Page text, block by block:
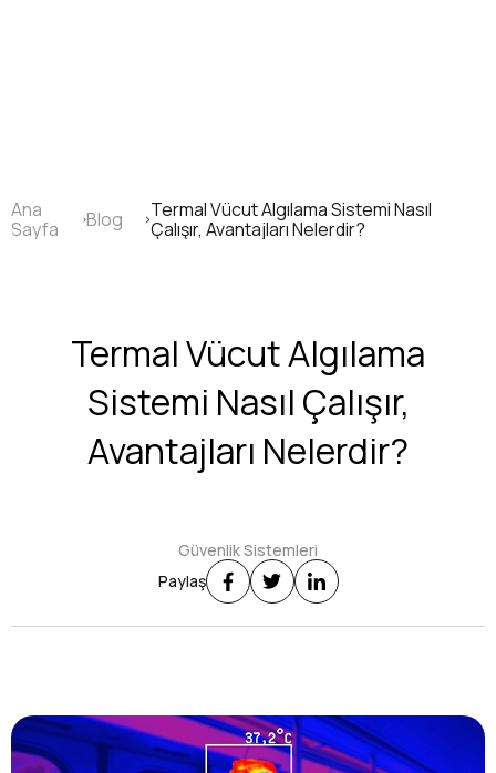
Sayfa
yolu
Ana
Sayfa
Blog
Termal Vücut Algılama Sistemi Nasıl
Çalışır, Avantajları Nelerdir?
Termal Vücut Algılama
Sistemi Nasıl Çalışır,
Avantajları Nelerdir?
Güvenlik Sistemleri
Paylaş